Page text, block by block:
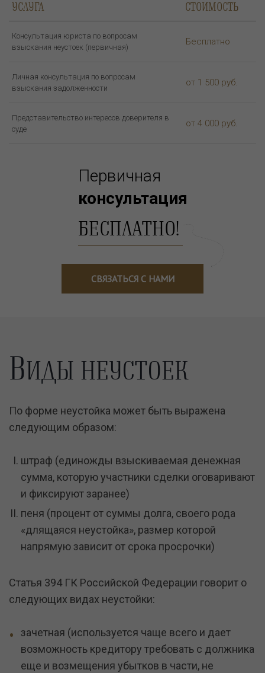
УСЛУГА СТОИМОСТЬ
Консультация юриста по вопросам
взыскания неустоек (первичная)
Бесплатно
Личная консультация по вопросам
взыскания задолженности
от 1 500 руб.
Представительство интересов доверителя в
суде
от 4 000 руб.
Первичная
консультация
БЕСПЛАТНО!
СВЯЗАТЬСЯ С НАМИ
ВИДЫ НЕУСТОЕК
По форме неустойка может быть выражена
следующим образом:
штраф (единожды взыскиваемая денежная
сумма, которую участники сделки оговаривают
и фиксируют заранее)
пеня (процент от суммы долга, своего рода
«длящаяся неустойка», размер которой
напрямую зависит от срока просрочки)
Статья 394 ГК Российской Федерации говорит о
следующих видах неустойки:
зачетная (используется чаще всего и дает
возможность кредитору требовать с должника
еще и возмещения убытков в части, не